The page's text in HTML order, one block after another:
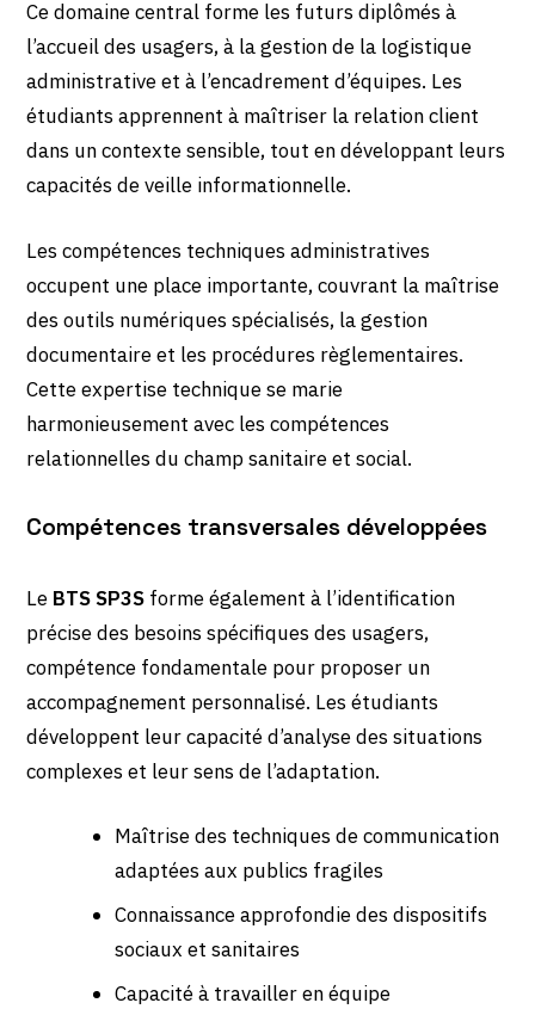
Ce domaine central forme les futurs diplômés à
l’accueil des usagers, à la gestion de la logistique
administrative et à l’encadrement d’équipes. Les
étudiants apprennent à maîtriser la relation client
dans un contexte sensible, tout en développant leurs
capacités de veille informationnelle.
Les compétences techniques administratives
occupent une place importante, couvrant la maîtrise
des outils numériques spécialisés, la gestion
documentaire et les procédures règlementaires.
Cette expertise technique se marie
harmonieusement avec les compétences
relationnelles du champ sanitaire et social.
Compétences transversales développées
Le BTS SP3S forme également à l’identification
précise des besoins spécifiques des usagers,
compétence fondamentale pour proposer un
accompagnement personnalisé. Les étudiants
développent leur capacité d’analyse des situations
complexes et leur sens de l’adaptation.
Maîtrise des techniques de communication
adaptées aux publics fragiles
Connaissance approfondie des dispositifs
sociaux et sanitaires
Capacité à travailler en équipe